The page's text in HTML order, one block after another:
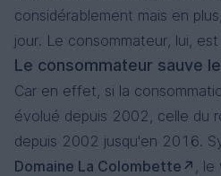
considérablement mais en
jour. Le consommateur, lui, est
Le consommateur sauve
Car en effet, si la
évolué depuis 2002, celle du
depuis 2002 jusqu'en 2016.
Domaine La Colombette
, le